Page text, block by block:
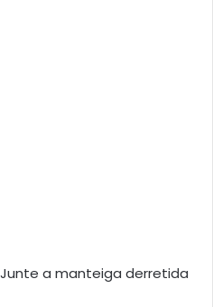
a manteiga derretida